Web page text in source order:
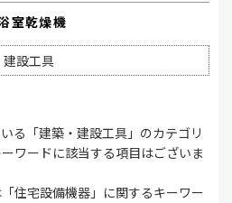
乾燥機
設工具
る「建築・建設工具」のカテゴリ
ワードに該当する項目はございま
住宅設備機器」に関するキーワー